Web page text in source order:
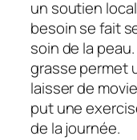
un soutien
besoin se fait
soin de la
grasse permet
laisser de
put une
de la journée.